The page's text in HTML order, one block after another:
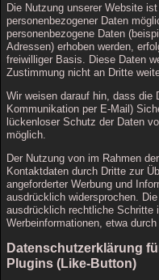
Die Nutzung unserer Website
personenbezogener Daten
personenbezogene Daten
Adressen) erhoben werden,
freiwilliger Basis. Diese Daten
Zustimmung nicht an Dritte
Wir weisen darauf hin, dass die
Kommunikation per E-Mail)
lückenloser Schutz der Daten
möglich.
Der Nutzung von im Rahmen
Kontaktdaten durch Dritte zur
angeforderter Werbung und
ausdrücklich widersprochen.
ausdrücklich rechtliche Schritte
Werbeinformationen, etwa
Datenschutzerklärung
Plugins (Like-Button)